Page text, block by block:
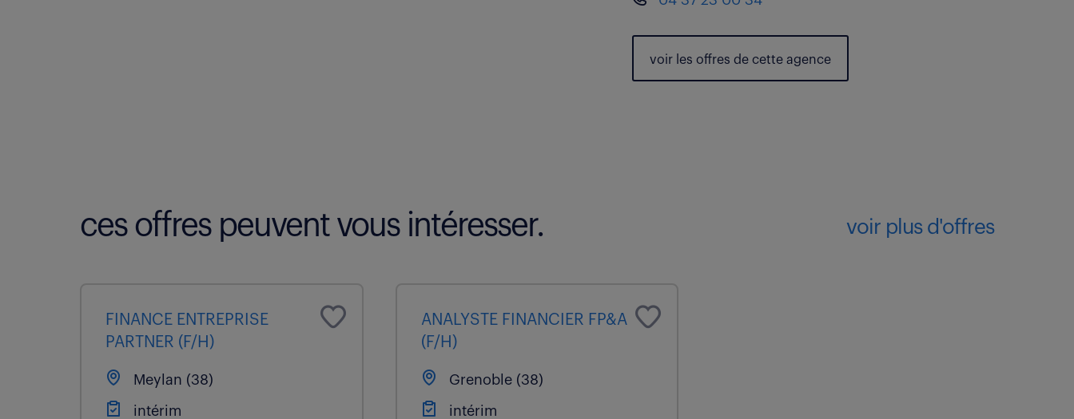
voir les offres de cette agence
ces offres peuvent vous intéresser. voir plus d'offres
FINANCE ENTREPRISE
PARTNER (F/H)
Meylan (38)
intérim
ANALYSTE FINANCIER FP&A
(F/H)
Grenoble (38)
intérim